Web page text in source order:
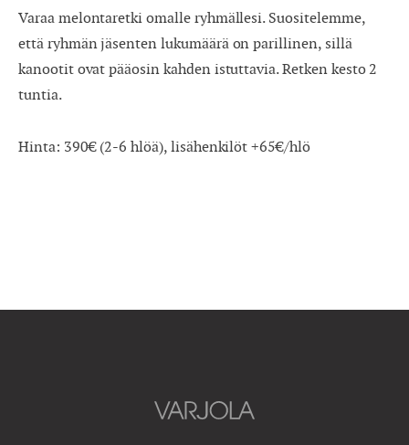
Varaa melontaretki omalle ryhmällesi. Suositelemme,
että ryhmän jäsenten lukumäärä on parillinen, sillä
kanootit ovat pääosin kahden istuttavia. Retken kesto 2
tuntia.
Hinta: 390€ (2-6 hlöä), lisähenkilöt +65€/hlö